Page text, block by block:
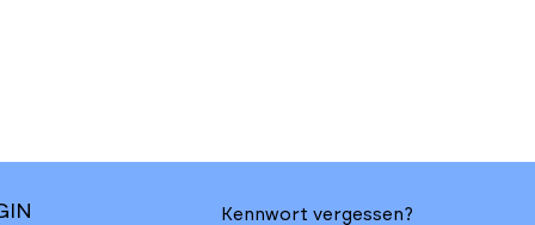
Kennwort vergessen?